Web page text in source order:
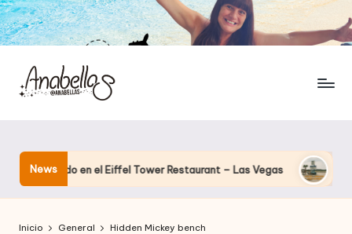
News
en el Eiffel Tower Restaurant – Las Vegas El hotel
Inicio General Hidden Mickey bench